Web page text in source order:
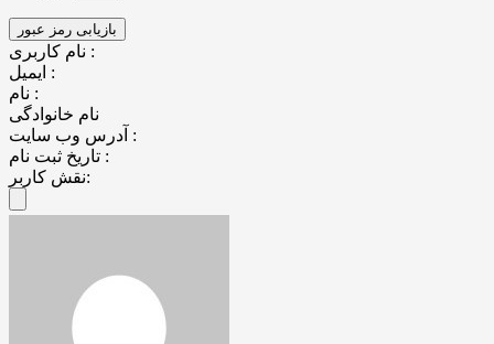
نام کاربری :
ایمیل :
نام :
نام خانوادگی
آدرس وب سایت :
تاریخ ثبت نام :
نقش کاربر: